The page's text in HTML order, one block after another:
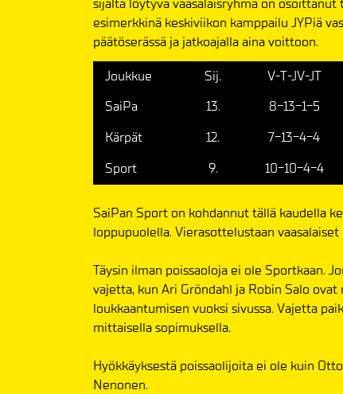
esimerkkinä keskiviikon kamppailu JYPiä
päätöserässä ja jatkoajalla aina voittoon.
Joukkue Sij. V-T-JV-JT
SaiPa
13. 8-13-1-5
Kärpät
12. 7-13-4-4
Sport
9. 10-10-4-4
SaiPan Sport on kohdannut tällä kaudella
loppupuolella. Vierasottelustaan
Täysin ilman poissaoloja ei ole Sportkaan.
vajetta, kun Ari Gröndahl ja Robin Salo
loukkaantumisen vuoksi sivussa. Vajetta
mittaisella sopimuksella.
Hyökkäyksestä poissaolijoita ei ole kuin
Nenonen.